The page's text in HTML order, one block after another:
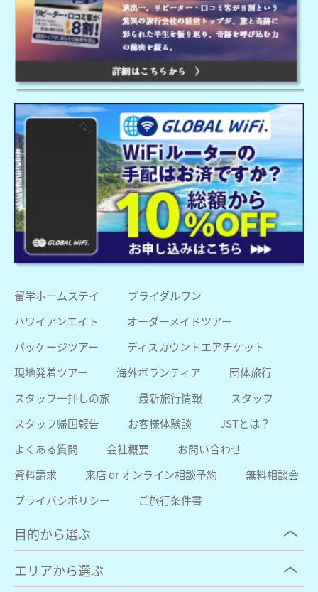
留学ホームステイ
ブライダルワン
ハワイアンエイト
オーダーメイドツアー
パッケージツアー
ディスカウントエアチケット
現地発着ツアー
海外ボランティア
団体旅行
スタッフ一押しの旅
最新旅行情報
スタッフ
スタッフ帰国報告
お客様体験談
JSTとは？
よくある質問
会社概要
お問い合わせ
資料請求
来店 or オンライン相談予約
無料相談会
プライバシポリシー
ご旅行条件書
目的から選ぶ
エリアから選ぶ